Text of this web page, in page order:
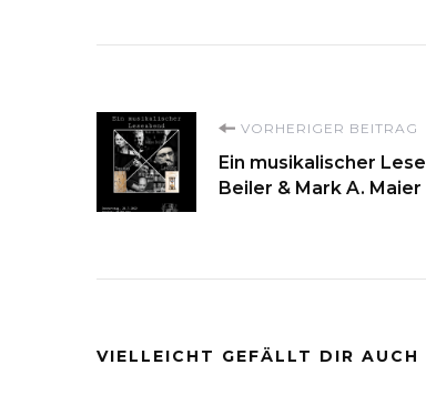
VORHERIGER BEITRAG
Ein musikalischer
Beiler & Mark A. Maier
VIELLEICHT GEFÄLLT DIR AUCH